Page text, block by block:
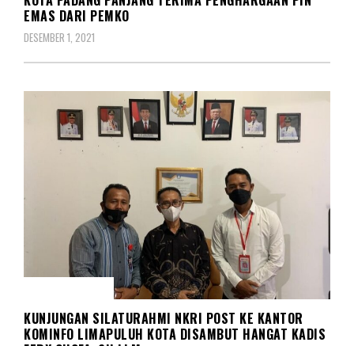
EMAS DARI PEMKO
DESEMBER 1, 2021
KUNJUNGAN SILATURAHMI NKRI POST KE KANTOR
KOMINFO LIMAPULUH KOTA DISAMBUT HANGAT KADIS